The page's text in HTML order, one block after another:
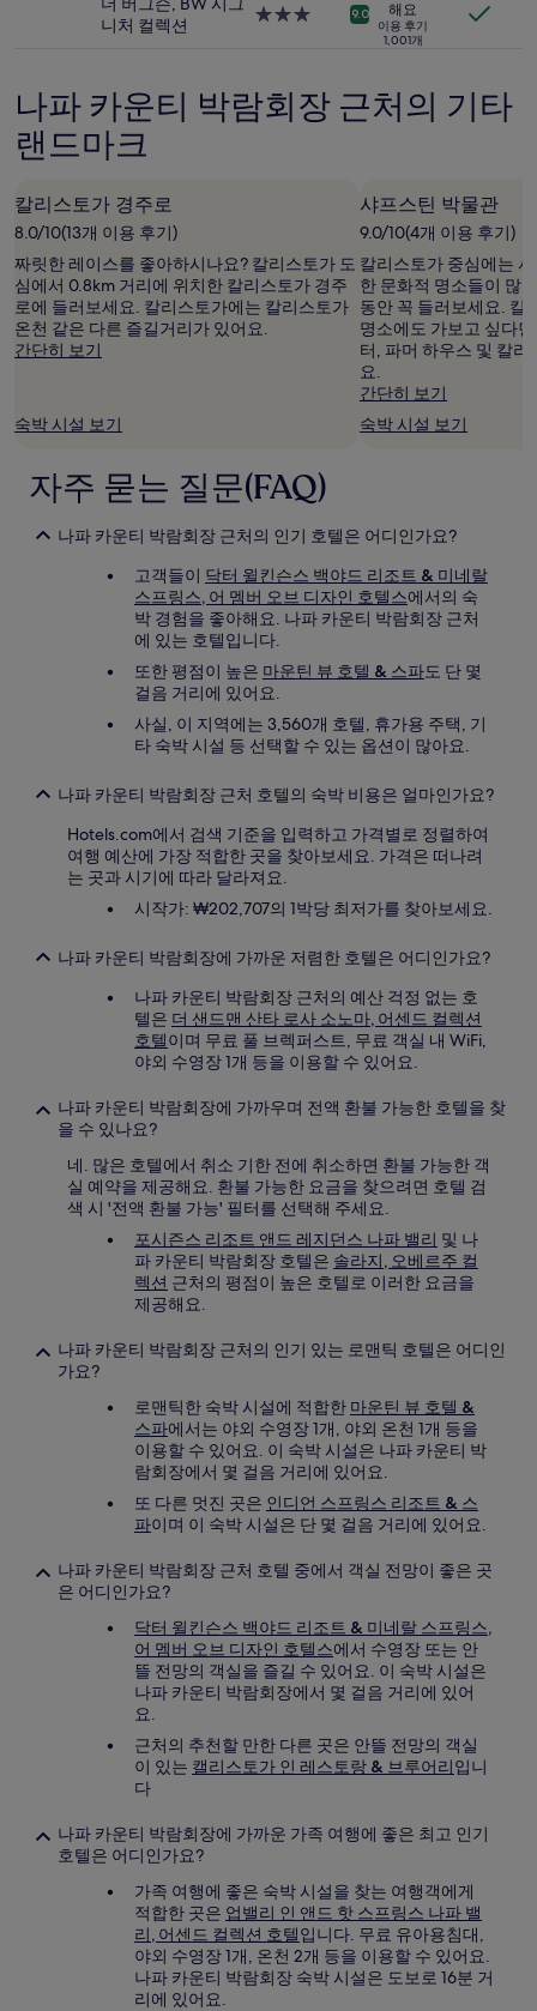
예
약
가
능
부
는
변
경
될
수
있
으
약
이
적
될
설
숙
니처 컬렉션
3.0
박
시
9.0 해요
이용 후기
1,001개
나파 카운티 박람회장 근처의 기타
랜드마크
칼리스토가 경주로
8.0/10(13개 이용 후기)
짜릿한 레이스를 좋아하시나요? 칼리스토가 도
심에서 0.8km 거리에 위치한 칼리스토가 경주
로에 들러보세요. 칼리스토가에는 칼리스토가
온천 같은 다른 즐길거리가 있어요.
간단히 보기
숙박 시설 보기
샤프스틴 박물관
9.0/10(4개 이용 후기)
칼리스토가 중심에는
한 문화적 명소들이 많
동안 꼭 들러보세요. 칼
명소에도 가보고 싶다
터, 파머 하우스 및 칼
요.
간단히 보기
숙박 시설 보기
자주 묻는 질문(FAQ)
나파 카운티 박람회장 근처의 인기 호텔은 어디인가요?
고객들이 닥터 윌킨슨스 백야드 리조트 & 미네랄
스프링스, 어 멤버 오브 디자인 호텔스에서의 숙
박 경험을 좋아해요. 나파 카운티 박람회장 근처
에 있는 호텔입니다.
또한 평점이 높은 마운틴 뷰 호텔 & 스파도 단 몇
걸음 거리에 있어요.
사실, 이 지역에는 3,560개 호텔, 휴가용 주택, 기
타 숙박 시설 등 선택할 수 있는 옵션이 많아요.
나파 카운티 박람회장 근처 호텔의 숙박 비용은 얼마인가요?
Hotels.com에서 검색 기준을 입력하고 가격별로 정렬하여
여행 예산에 가장 적합한 곳을 찾아보세요. 가격은 떠나려
는 곳과 시기에 따라 달라져요.
시작가: ₩202,707의 1박당 최저가를 찾아보세요.
나파 카운티 박람회장에 가까운 저렴한 호텔은 어디인가요?
나파 카운티 박람회장 근처의 예산 걱정 없는 호
텔은 더 샌드맨 산타 로사 소노마, 어센드 컬렉션
호텔이며 무료 풀 브렉퍼스트, 무료 객실 내 WiFi,
야외 수영장 1개 등을 이용할 수 있어요.
나파 카운티 박람회장에 가까우며 전액 환불 가능한 호텔을 찾
을 수 있나요?
네. 많은 호텔에서 취소 기한 전에 취소하면 환불 가능한 객
실 예약을 제공해요. 환불 가능한 요금을 찾으려면 호텔 검
색 시 '전액 환불 가능' 필터를 선택해 주세요.
포시즌스 리조트 앤드 레지던스 나파 밸리 및 나
파 카운티 박람회장 호텔은 솔라지, 오베르주 컬
렉션 근처의 평점이 높은 호텔로 이러한 요금을
제공해요.
나파 카운티 박람회장 근처의 인기 있는 로맨틱 호텔은 어디인
가요?
로맨틱한 숙박 시설에 적합한 마운틴 뷰 호텔 &
스파에서는 야외 수영장 1개, 야외 온천 1개 등을
이용할 수 있어요. 이 숙박 시설은 나파 카운티 박
람회장에서 몇 걸음 거리에 있어요.
또 다른 멋진 곳은 인디언 스프링스 리조트 & 스
파이며 이 숙박 시설은 단 몇 걸음 거리에 있어요.
나파 카운티 박람회장 근처 호텔 중에서 객실 전망이 좋은 곳
은 어디인가요?
닥터 윌킨슨스 백야드 리조트 & 미네랄 스프링스,
어 멤버 오브 디자인 호텔스에서 수영장 또는 안
뜰 전망의 객실을 즐길 수 있어요. 이 숙박 시설은
나파 카운티 박람회장에서 몇 걸음 거리에 있어
요.
근처의 추천할 만한 다른 곳은 안뜰 전망의 객실
이 있는 캘리스토가 인 레스토랑 & 브루어리입니
다
나파 카운티 박람회장에 가까운 가족 여행에 좋은 최고 인기
호텔은 어디인가요?
가족 여행에 좋은 숙박 시설을 찾는 여행객에게
적합한 곳은 업밸리 인 앤드 핫 스프링스 나파 밸
리, 어센드 컬렉션 호텔입니다. 무료 유아용침대,
야외 수영장 1개, 온천 2개 등을 이용할 수 있어요.
나파 카운티 박람회장 숙박 시설은 도보로 16분 거
리에 있어요.